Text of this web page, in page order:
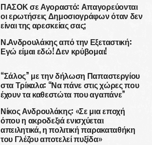
ΠΑΣΟΚ σε Αγοραστό: Απαγορεύονται
οι ερωτήσεις Δημοσιογράφων όταν δεν
είναι της αρεσκείας σας;
Ν.Ανδρουλάκης από την Εξεταστική:
Εγώ είμαι εδώ! Δεν κρύβομαι!
“Σάλος” με την δήλωση Παπαστεργίου
στα Τρίκαλα: “Να πάνε στις χώρες που
έχουν τα καθεστώτα που αγαπάνε”
Νίκος Ανδρουλάκης: «Σε μια εποχή
όπου η ακροδεξιά ενισχύεται
απειλητικά, η πολιτική παρακαταθήκη
του Γλέζου αποτελεί πυξίδα»